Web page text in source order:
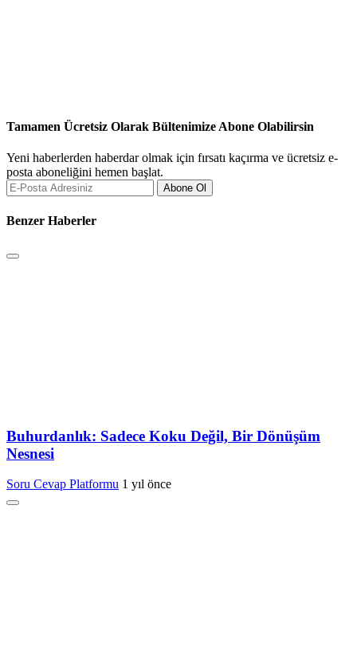
Tamamen Ücretsiz Olarak Bültenimize Abone Olabilirsin
Yeni haberlerden haberdar olmak için fırsatı kaçırma ve ücretsiz e-
posta aboneliğini hemen başlat.
Abone Ol
Benzer Haberler
Buhurdanlık: Sadece Koku Değil, Bir Dönüşüm
Nesnesi
Soru Cevap Platformu 1 yıl önce